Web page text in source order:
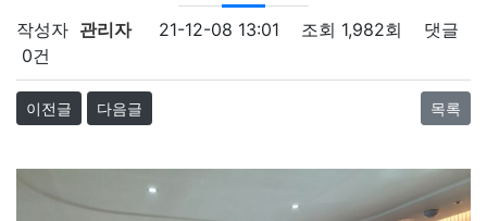
작성자 관리자 21-12-08 13:01 조회 1,982회
댓글
0건
이전글 다음글 목록